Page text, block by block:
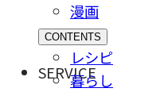
漫画
CONTENTS
レシピ
暮らし
SERVICE